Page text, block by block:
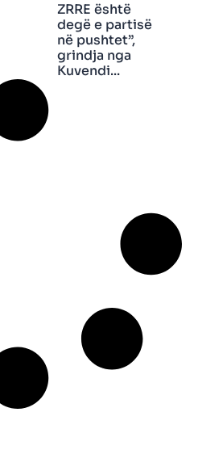
ZRRE është
degë e partisë
në pushtet”,
grindja nga
Kuvendi...